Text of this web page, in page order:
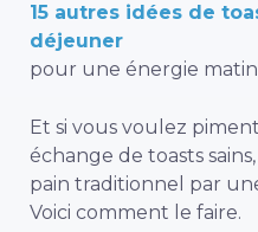
15 autres idées de
déjeuner
pour une énergie
Et si vous voulez
échange de toasts
pain traditionnel par
Voici comment le faire.